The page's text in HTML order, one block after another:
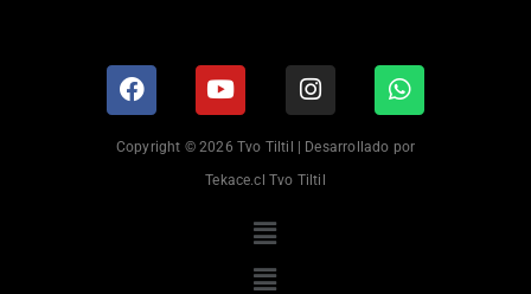
Copyright © 2026 Tvo Tiltil | Desarrollado por
Tekace.cl Tvo Tiltil